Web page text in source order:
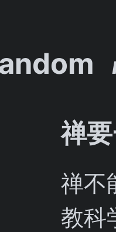
禅
禅不
教科